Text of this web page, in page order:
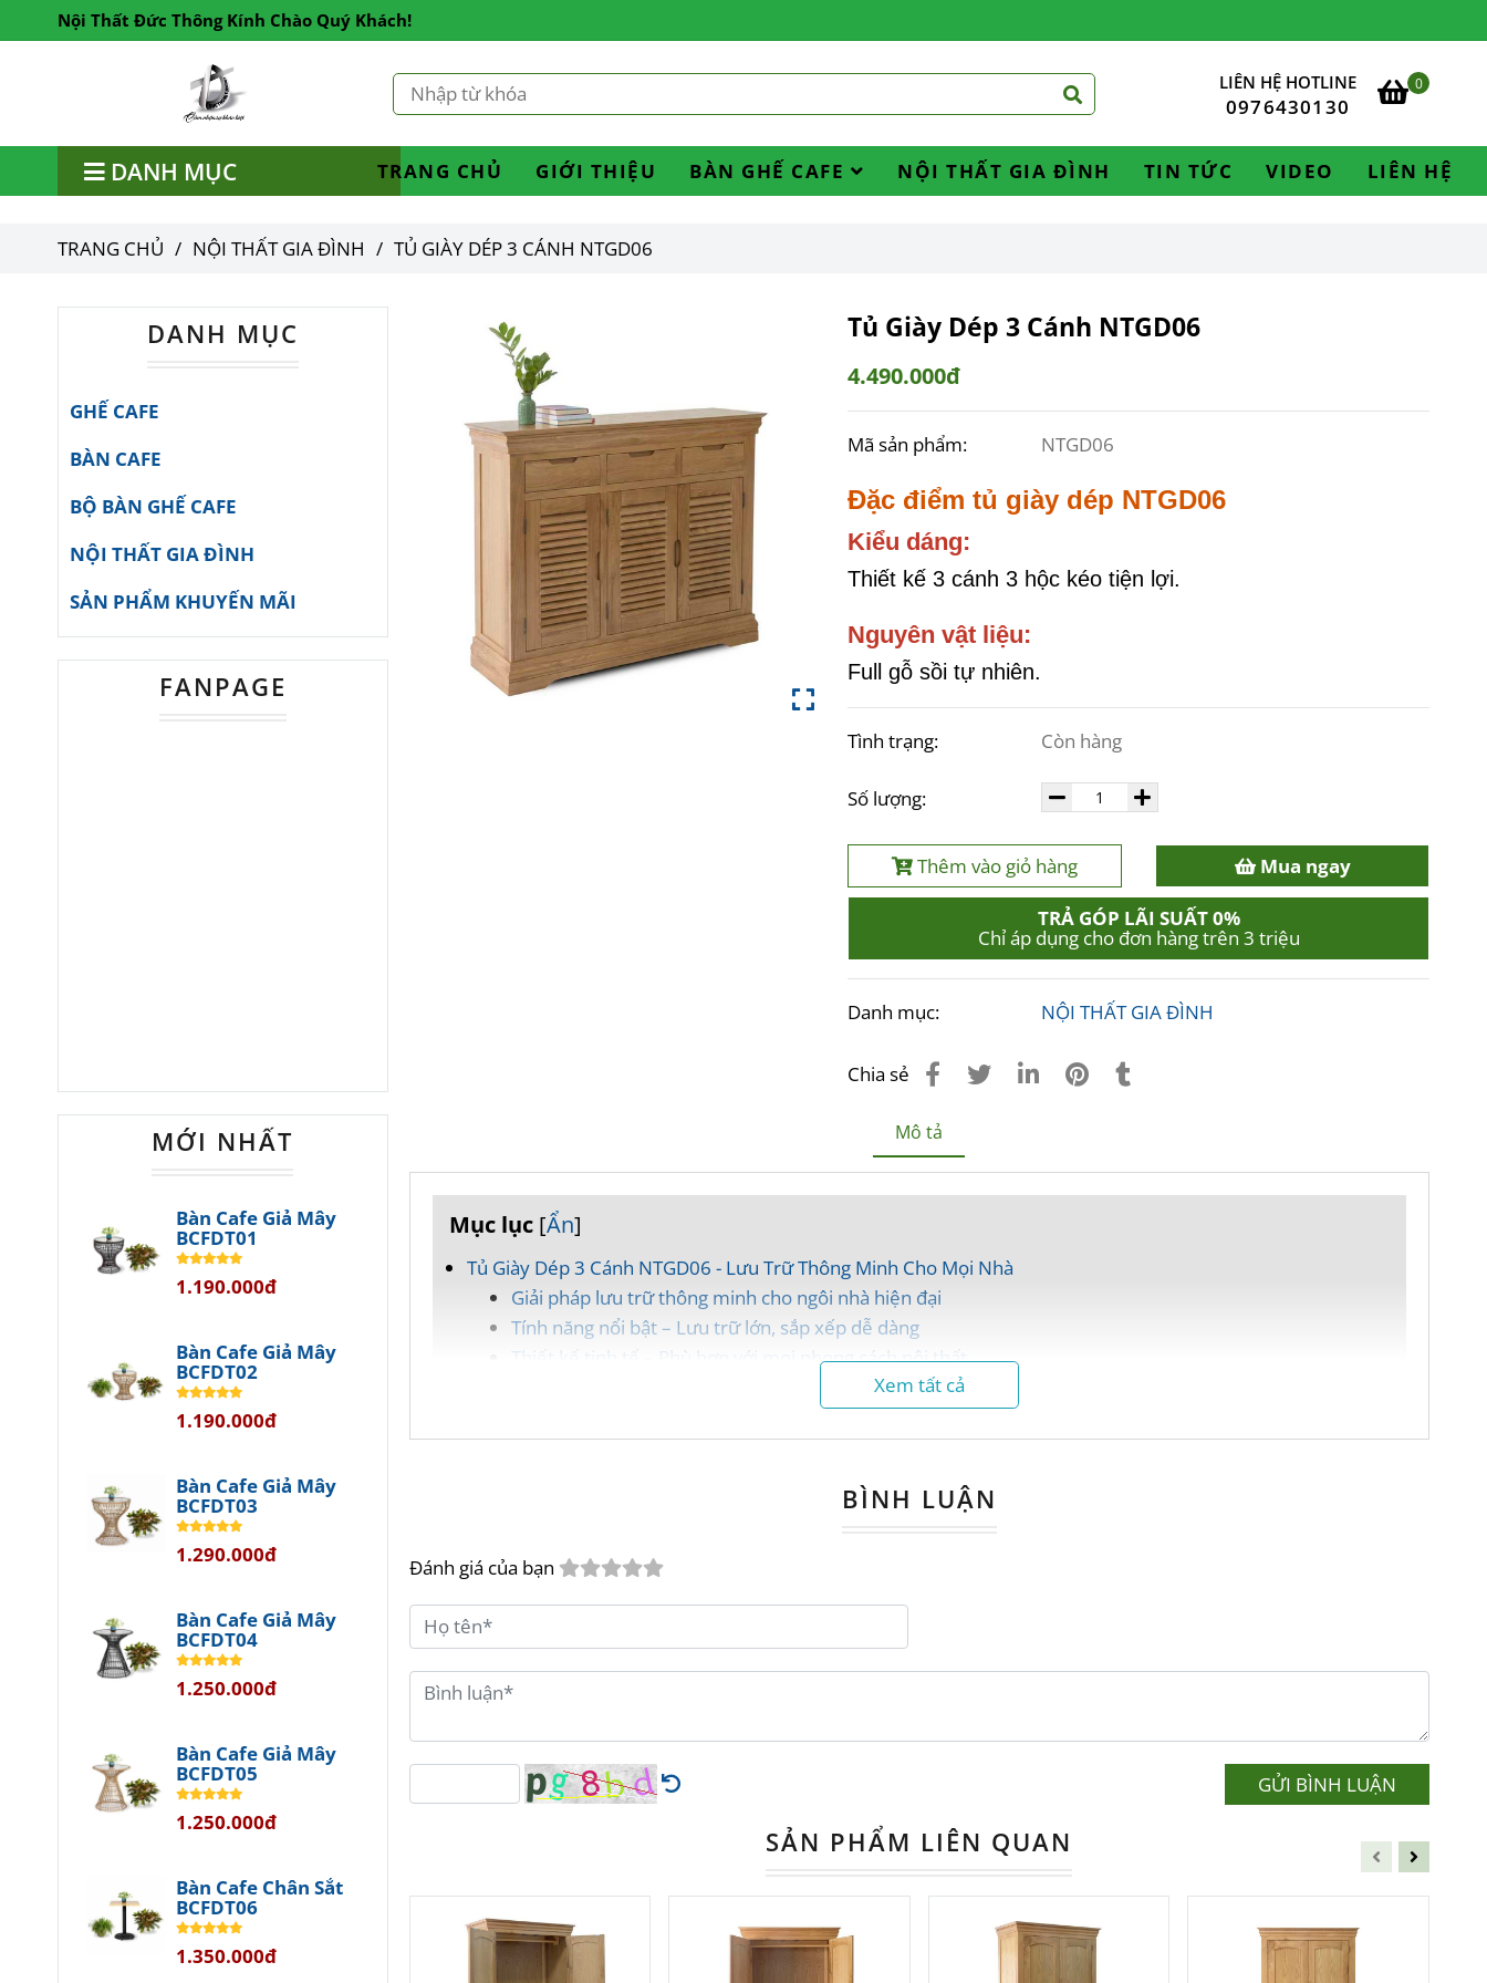
Nội Thất Đức Thông Kính Chào Quý Khách!
LIÊN HỆ HOTLINE
0976430130
0
DANH MỤC TRANG CHỦ GIỚI THIỆU BÀN GHẾ CAFE NỘI THẤT GIA ĐÌNH TIN TỨC VIDEO LIÊN HỆ
TRANG CHỦ / NỘI THẤT GIA ĐÌNH / TỦ GIÀY DÉP 3 CÁNH NTGD06
Tủ Giày Dép 3 Cánh NTGD06
4.490.000đ
Mã sản phẩm: NTGD06
Đặc điểm tủ giày dép NTGD06
Kiểu dáng:
Thiết kế 3 cánh 3 hộc kéo tiện lợi.
Nguyên vật liệu:
Full gỗ sồi tự nhiên.
Tình trạng: Còn hàng
Số lượng:
Thêm vào giỏ hàng Mua ngay
TRẢ GÓP LÃI SUẤT 0%
Chỉ áp dụng cho đơn hàng trên 3 triệu
Danh mục: NỘI THẤT GIA ĐÌNH
Chia sẻ
Mô tả
Mục lục [Ẩn]
Tủ Giày Dép 3 Cánh NTGD06 - Lưu Trữ Thông Minh Cho Mọi Nhà
Giải pháp lưu trữ thông minh cho ngôi nhà hiện đại
Tính năng nổi bật – Lưu trữ lớn, sắp xếp dễ dàng
Thiết kế tinh tế – Phù hợp với mọi phong cách nội thất
Nguyên vật liệu cao cấp – Bền bỉ theo thời gian
Lợi ích vượt trội khi sở hữu Tủ Giày NTGD06
Chính sách bán hàng hấp dẫn – Mua ngay kẻo lỡ!
Bạn có bao giờ cảm thấy phiền toái khi giày dép trong nhà luôn bừa bộn và không có chỗ để lưu
trữ hợp lý? Bạn không phải là người duy nhất gặp vấn đề này.
Với sự phát triển của cuộc sống hiện đại, việc tối ưu hóa không gian sống trở nên quan trọng hơn
Đó là lý do tại saoTủ Giày Dép 3 Cánh NTGD06
ra đời, mang đến giải
pháp hoàn hảo cho mọi gia đình.
Tủ Giày Dép 3 Cánh NTGD06được thiết kế dành riêng cho những gia đình yêu thích sự gọn
gàng và tiện nghi.
Xem tất cả
BÌNH LUẬN
Đánh giá của bạn
GỬI BÌNH LUẬN
SẢN PHẨM LIÊN QUAN
DANH MỤC
GHẾ CAFE
BÀN CAFE
BỘ BÀN GHẾ CAFE
NỘI THẤT GIA ĐÌNH
SẢN PHẨM KHUYẾN MÃI
FANPAGE
MỚI NHẤT
Bàn Cafe Giả Mây
BCFDT01
1.190.000đ
Bàn Cafe Giả Mây
BCFDT02
1.190.000đ
Bàn Cafe Giả Mây
BCFDT03
1.290.000đ
Bàn Cafe Giả Mây
BCFDT04
1.250.000đ
Bàn Cafe Giả Mây
BCFDT05
1.250.000đ
Bàn Cafe Chân Sắt
BCFDT06
1.350.000đ